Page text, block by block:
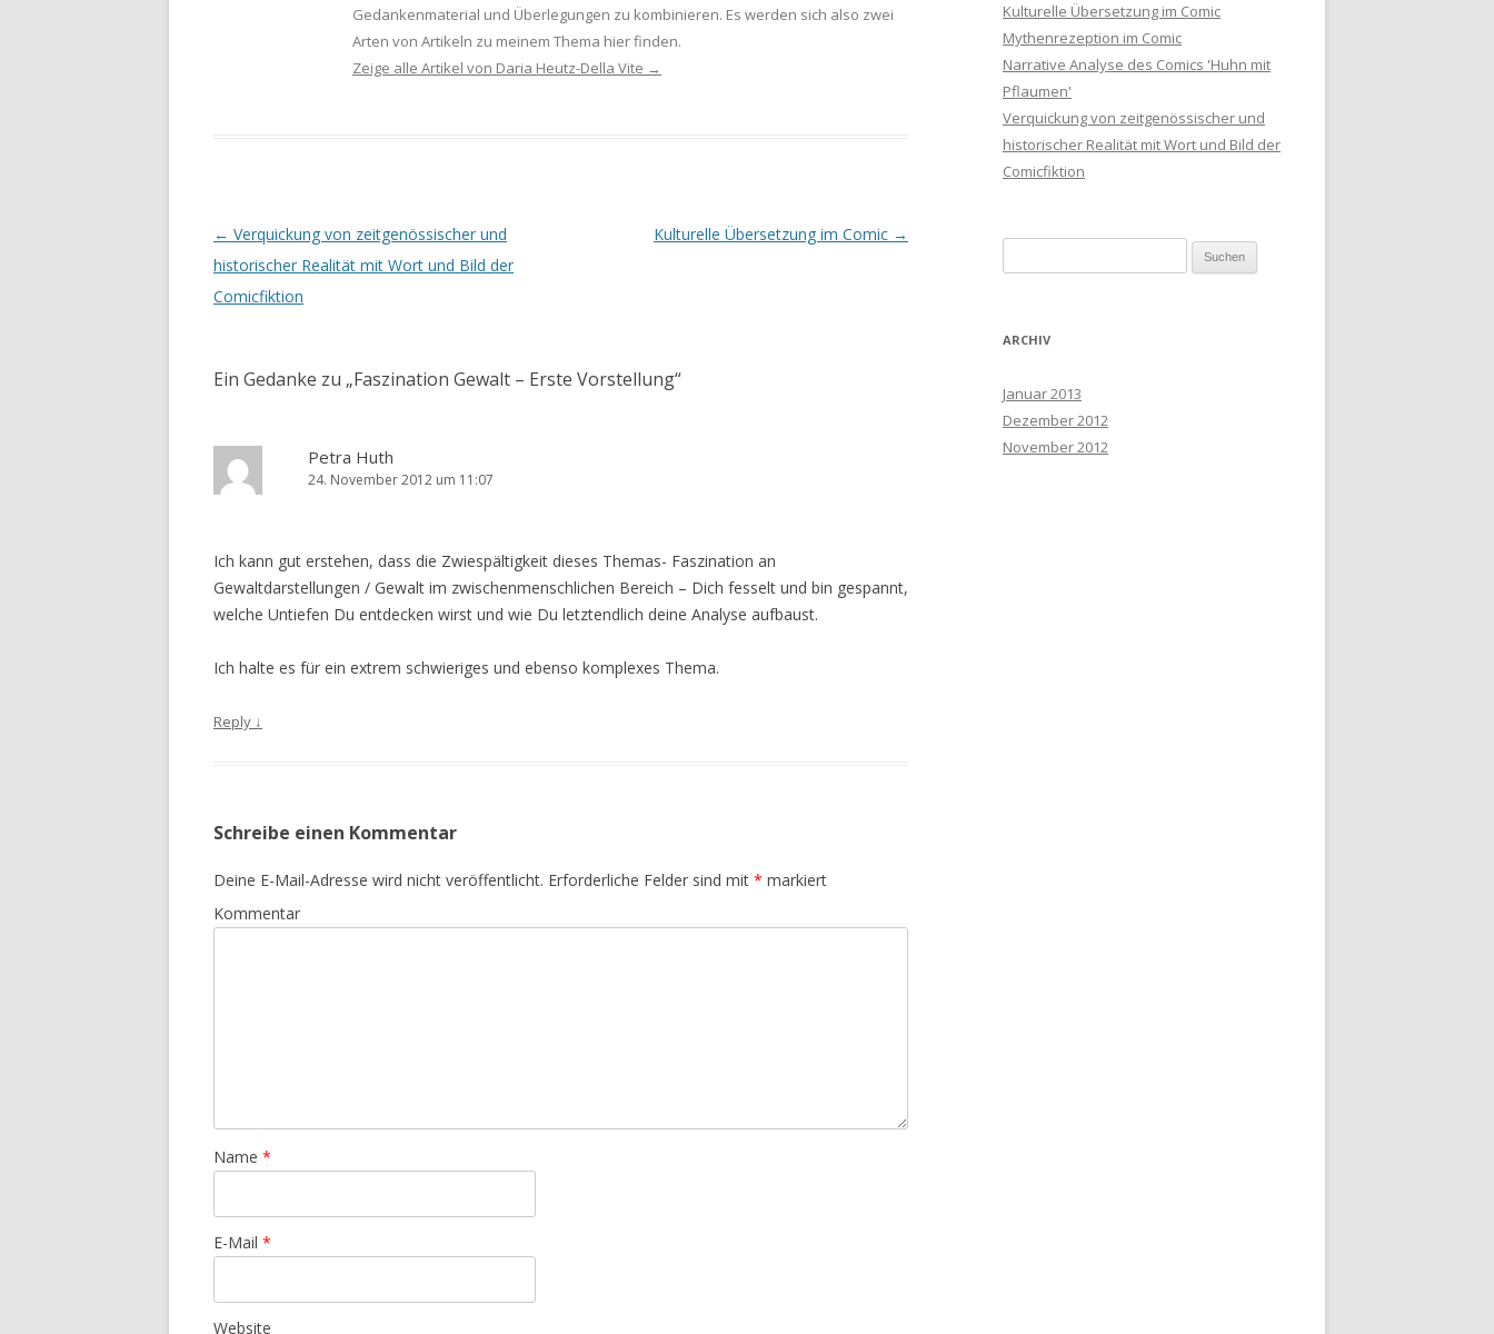
Gedankenmaterial und Überlegungen zu kombinieren. Es werden sich also zwei
Arten von Artikeln zu meinem Thema hier finden.
Zeige alle Artikel von Daria Heutz-Della Vite →
Artikel-Navigation
← Verquickung von zeitgenössischer und
historischer Realität mit Wort und Bild der
Comicfiktion
Kulturelle Übersetzung im Comic →
Ein Gedanke zu „Faszination Gewalt – Erste Vorstellung“
Petra Huth
24. November 2012 um 11:07
Ich kann gut erstehen, dass die Zwiespältigkeit dieses Themas- Faszination an
Gewaltdarstellungen / Gewalt im zwischenmenschlichen Bereich – Dich fesselt und bin gespannt,
welche Untiefen Du entdecken wirst und wie Du letztendlich deine Analyse aufbaust.
Ich halte es für ein extrem schwieriges und ebenso komplexes Thema.
Reply ↓
Schreibe einen Kommentar
Deine E-Mail-Adresse wird nicht veröffentlicht. Erforderliche Felder sind mit * markiert
Kommentar
Name *
E-Mail *
Website
Kulturelle Übersetzung im Comic
Mythenrezeption im Comic
Narrative Analyse des Comics 'Huhn mit
Pflaumen'
Verquickung von zeitgenössischer und
historischer Realität mit Wort und Bild der
Comicfiktion
ARCHIV
Januar 2013
Dezember 2012
November 2012